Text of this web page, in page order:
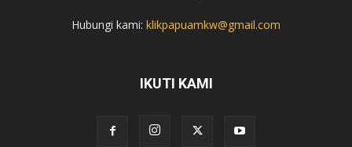
Hubungi kami: klikpapuamkw@gmail.com
IKUTI KAMI